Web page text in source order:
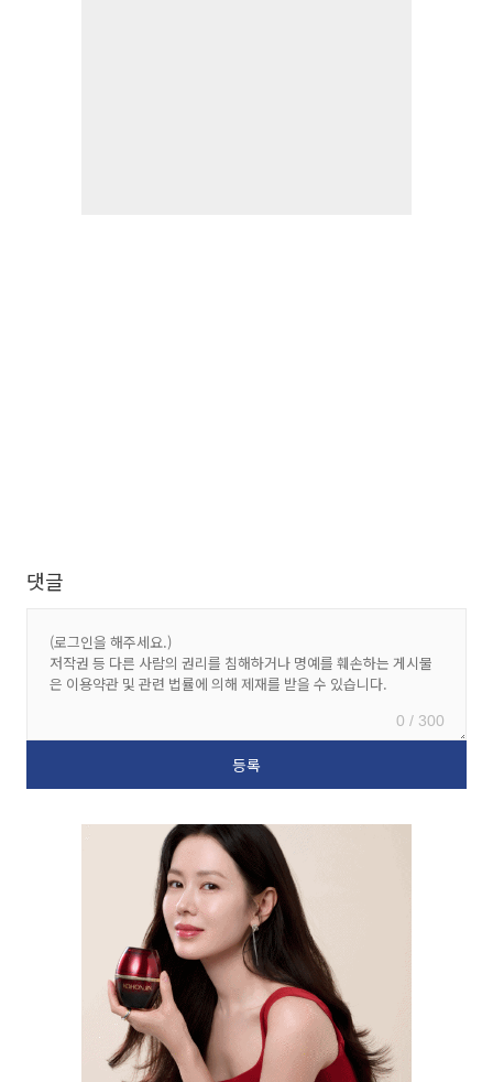
댓글
0 / 300